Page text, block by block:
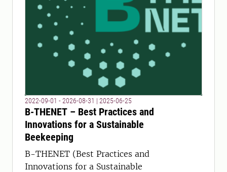
2022-09-01 - 2026-08-31 | 2025-06-25
B-THENET – Best Practices and
Innovations for a Sustainable
Beekeeping
B-THENET (Best Practices and
Innovations for a Sustainable